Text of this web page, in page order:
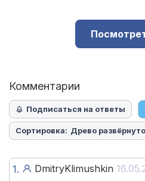
Комментарии
Подписаться на ответы
Сортировка: Древо
1. DmitryKlimushkin